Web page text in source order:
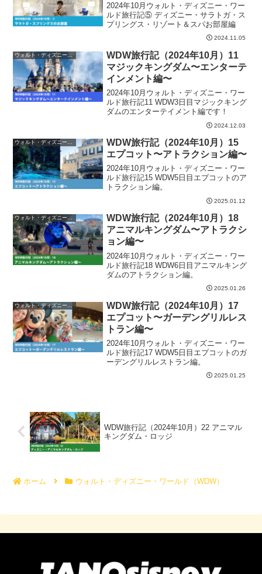
2024年10月ウォルト・ディズニー・ワー
ルド旅行記⑤ ディズニー・サラトガ・ス
プリングス・リゾート＆スパお部屋編
2024.11.05
WDW旅行記（2024年10月）11
マジックキングダム〜エンターテ
インメント編〜
2024年10月ウォルト・ディズニー・ワー
ルド旅行記11 WDW3日目マジックキング
ダムのエンターテイメント編です！
2024.12.03
ウォルト・ディズニー・ワールド（WDW）
WDW旅行記（2024年10月）15
エプコット〜アトラクション編〜
2024年10月ウォルト・ディズニー・ワー
ルド旅行記15 WDW5日目エプコットのア
トラクション編。
2025.01.12
ウォルト・ディズニー・ワールド（WDW）
WDW旅行記（2024年10月）18
アニマルキングダム〜アトラクシ
ョン編〜
2024年10月ウォルト・ディズニー・ワー
ルド旅行記18 WDW6日目アニマルキング
ダムのアトラクション編。
2025.01.26
WDW旅行記（2024年10月）17
エプコット〜ガーデングリルレス
トラン編〜
2024年10月ウォルト・ディズニー・ワー
ルド旅行記17 WDW5日目エプコットのガ
ーデングリルレストラン編。
2025.01.25
WDW旅行記（2024年10月）22 アニマル
キングダム・ロッジ
ホーム ウォルト・ディズニー・ワールド（WDW）